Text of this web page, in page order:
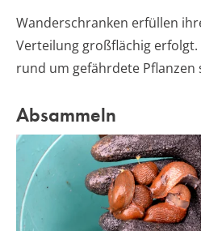
Wanderschranken erfüllen
Verteilung großflächig
rund um gefährdete Pflanzen
Absammeln